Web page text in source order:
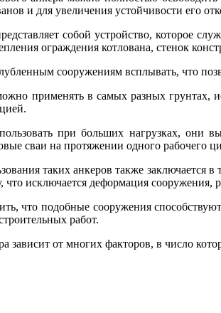
и для увеличения устойчивости его
собой устройство, которое
ограждения котлована, стенок
сооружениям всплывать, что
применять в самых разных
при больших нагрузках, они
сваи на протяжении одного рабочего
таких анкеров также заключается
что исключается деформация сооружения,
что подобные сооружения
работ.
зависит от многих факторов, в число